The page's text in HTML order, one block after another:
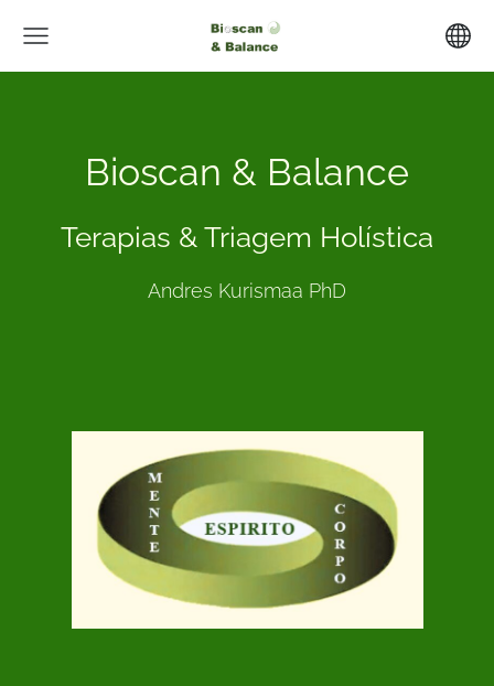
Bioscan & Balance
Terapias & Triagem Holística
Andres Kurismaa PhD